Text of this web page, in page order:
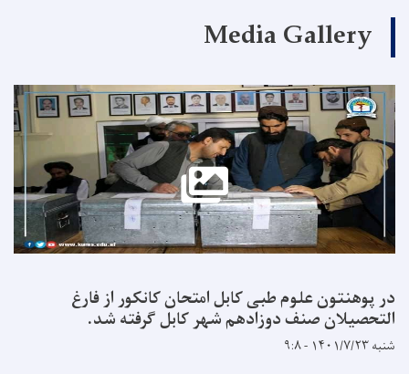
Media Gallery
در پوهنتون علوم طبی کابل امتحان کانکور از فارغ
التحصیلان صنف دوزادهم شهر کابل گرفته شد.
شنبه ۱۴۰۱/۷/۲۳ - ۹:۸